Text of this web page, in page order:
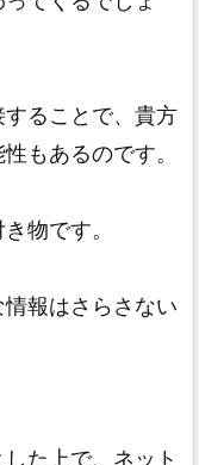
ることで、貴方
もあるのです。
物です。
報はさらさない
た上で、ネット